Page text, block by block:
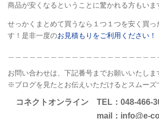
商品が安くなるということに驚かれる方もいま
せっかくまとめて買うなら１つ１つを安く買っ
す！是非一度のお見積もりをご利用ください！
お問い合わせは、下記番号までお願いいたしま
※ブログを見たとお伝えいただけるとスムーズ
コネクトオンライン TEL：048-466-
mail：info@e-